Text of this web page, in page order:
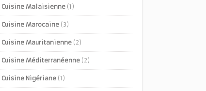
Cuisine Malaisienne (1)
Cuisine Marocaine (3)
Cuisine Mauritanienne (2)
Cuisine Méditerranéenne (2)
Cuisine Nigériane (1)